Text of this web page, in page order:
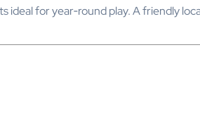
for year‑round play. A friendly